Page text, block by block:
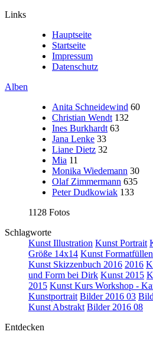
Links
Hauptseite
Startseite
Impressum
Datenschutz
Alben
Anita Schneidewind 60
Christian Wendt 132
Ines Burkhardt 63
Jana Lenke 33
Liane Dietz 32
Mia 11
Monika Wiedemann 30
Olaf Zimmermann 635
Peter Dudkowiak 133
1128 Fotos
Schlagworte
Kunst Illustration Kunst Portrait
Größe 14x14 Kunst
Kunst Skizzenbuch 2016 2016
und Form bei Dirk Kunst 2015
2015 Kunst Kurs Workshop -
Kunstportrait Bilder 2016 03
Kunst Abstrakt Bilder 2016 08
Entdecken